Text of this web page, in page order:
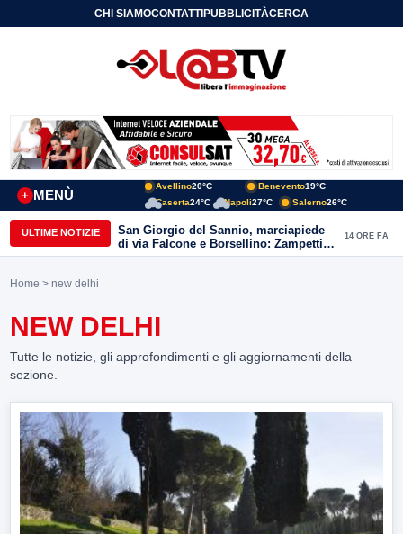
CHI SIAMOCONTATTIPUBBLICITÀCERCA
MENÙ
+
Avellino20°C Benevento19°C
Caserta24°C Napoli27°C Salerno26°C
ULTIME NOTIZIE
San Giorgio del Sannio, marciapiede
di via Falcone e Borsellino: Zampetti e
Lombardi replicano alle polemiche
14 ORE FA
Home > new delhi
NEW DELHI
Tutte le notizie, gli approfondimenti e gli aggiornamenti della
sezione.